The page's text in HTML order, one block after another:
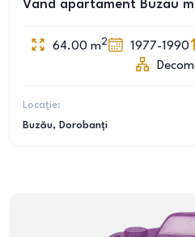
Vand apartament Buzau
64.00 m2 1977-1990
Locație:
Buzău, Dorobanți